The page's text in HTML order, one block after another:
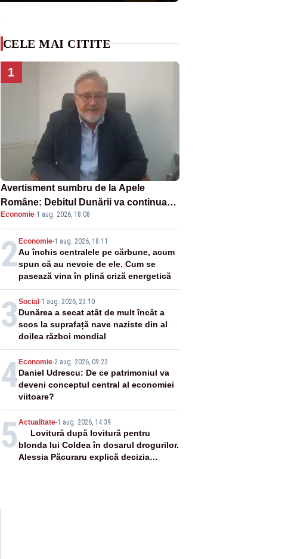
CELE MAI CITITE
1
Avertisment sumbru de la Apele
Române: Debitul Dunării va continua
să scadă. Cernavodă s-ar putea închide
în 4 zile
Economie·1 aug. 2026, 18:08
2 Economie-1 aug. 2026, 18:11
Au închis centralele pe cărbune, acum
spun că au nevoie de ele. Cum se
pasează vina în plină criză energetică
3 Social -1 aug. 2026, 23:10
Dunărea a secat atât de mult încât a
scos la suprafață nave naziste din al
doilea război mondial
4 Economie-2 aug. 2026, 09:22
Daniel Udrescu: De ce patrimoniul va
deveni conceptul central al economiei
viitoare?
5 Actualitate-1 aug. 2026, 14:39
Lovitură după lovitură pentru
blonda lui Coldea în dosarul drogurilor.
Alessia Păcuraru explică decizia